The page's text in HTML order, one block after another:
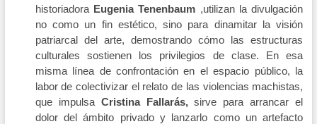
historiadora Eugenia Tenenbaum ,utilizan la divulgación
no como un fin estético, sino para dinamitar la visión
patriarcal del arte, demostrando cómo las estructuras
culturales sostienen los privilegios de clase. En esa
misma línea de confrontación en el espacio público, la
labor de colectivizar el relato de las violencias machistas,
que impulsa Cristina Fallarás,sirve para arrancar el
dolor del ámbito privado y lanzarlo como un artefacto